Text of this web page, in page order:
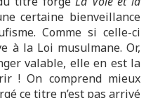
certaine bienveillance
Comme si celle-ci
à la Loi musulmane. Or,
valable, elle en est la
! On comprend mieux
ce titre n’est pas arrivé